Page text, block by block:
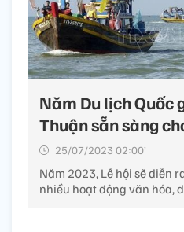
Năm Du lịch Quốc
Thuận sẵn sàng
25/07/2023 02:00’
Năm 2023, Lễ hội sẽ diễn
nhiều hoạt động văn hóa,